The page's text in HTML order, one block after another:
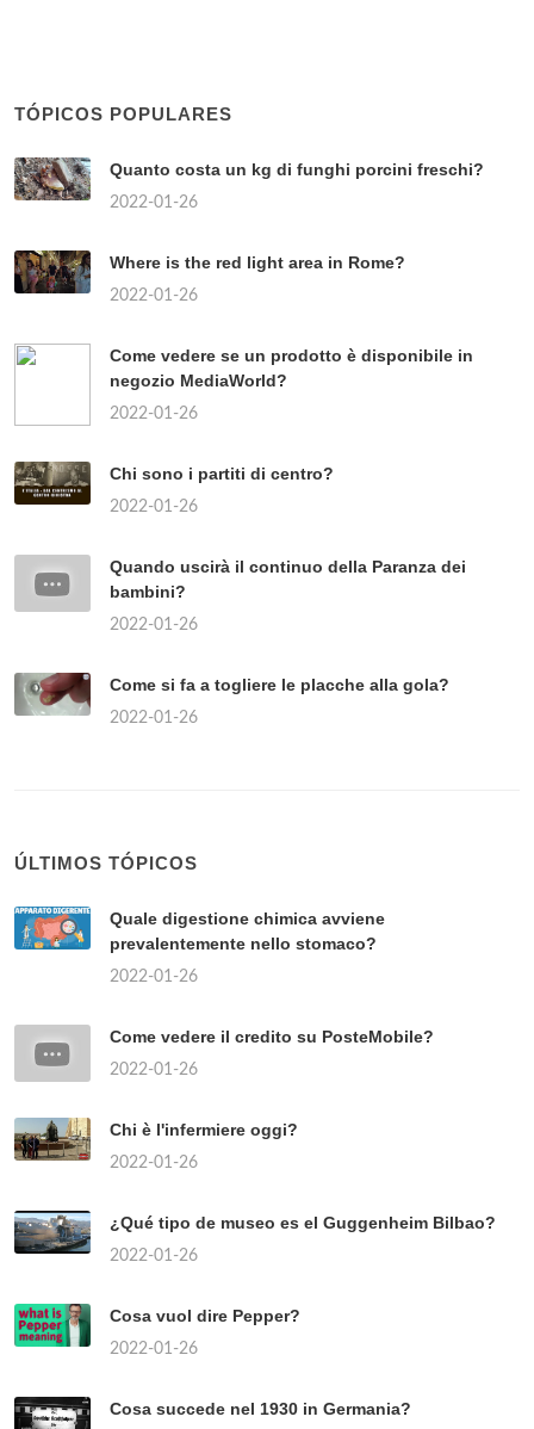
TÓPICOS POPULARES
Quanto costa un kg di funghi porcini freschi?
2022-01-26
Where is the red light area in Rome?
2022-01-26
Come vedere se un prodotto è disponibile in
negozio MediaWorld?
2022-01-26
Chi sono i partiti di centro?
2022-01-26
Quando uscirà il continuo della Paranza dei
bambini?
2022-01-26
Come si fa a togliere le placche alla gola?
2022-01-26
ÚLTIMOS TÓPICOS
Quale digestione chimica avviene
prevalentemente nello stomaco?
2022-01-26
Come vedere il credito su PosteMobile?
2022-01-26
Chi è l'infermiere oggi?
2022-01-26
¿Qué tipo de museo es el Guggenheim Bilbao?
2022-01-26
Cosa vuol dire Pepper?
2022-01-26
Cosa succede nel 1930 in Germania?